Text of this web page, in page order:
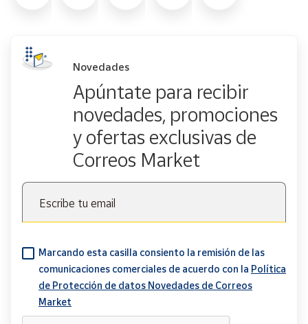
Novedades
Apúntate para recibir
novedades, promociones
y ofertas exclusivas de
Correos Market
Escribe tu email
Marcando esta casilla consiento la remisión de las
comunicaciones comerciales de acuerdo con la Política
de Protección de datos Novedades de Correos
Market